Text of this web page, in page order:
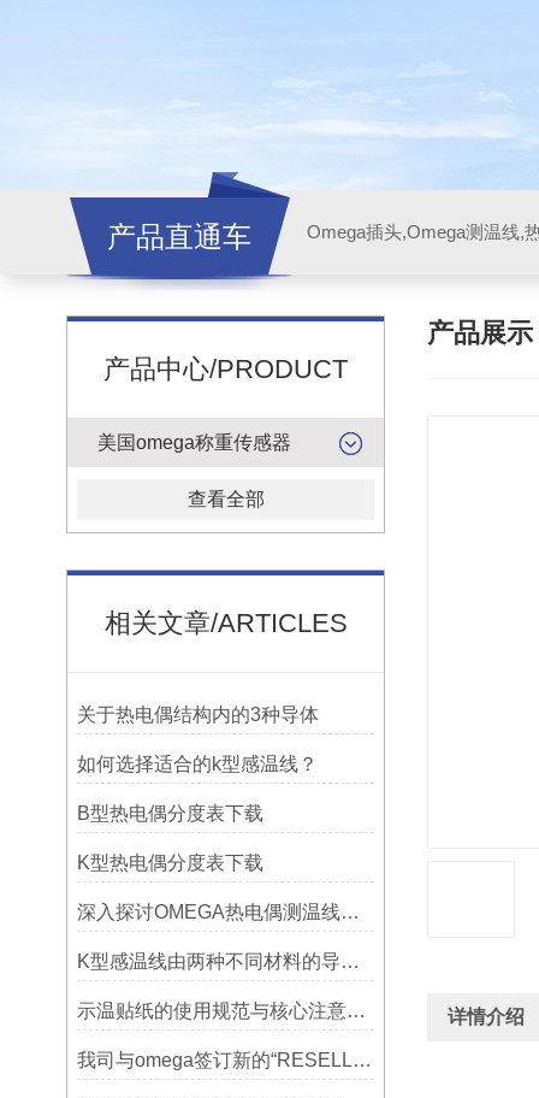
产品直通车
产品中心/PRODUCT
美国omega称重传感器
查看全部
相关文章/ARTICLES
关于热电偶结构内的3种导体
如何选择适合的k型感温线？
B型热电偶分度表下载
K型热电偶分度表下载
深入探讨OMEGA热电偶测温线的制作工艺
K型感温线由两种不同材料的导线组成
示温贴纸的使用规范与核心注意事项解读
我司与omega签订新的“RESELLER’S CERTIFICATION OF EXPORT COMPLIANCE“
产品展示
详情介绍